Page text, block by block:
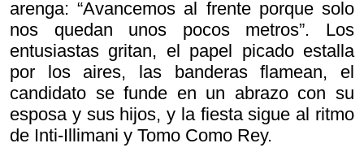
arenga: “Avancemos al frente porque solo
nos quedan unos pocos metros”. Los
entusiastas gritan, el papel picado estalla
por los aires, las banderas flamean, el
candidato se funde en un abrazo con su
esposa y sus hijos, y la fiesta sigue al ritmo
de Inti-Illimani y Tomo Como Rey.